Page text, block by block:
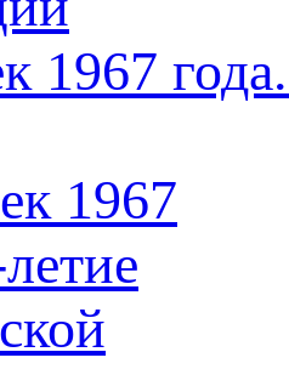
1967